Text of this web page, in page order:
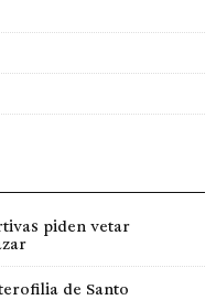
piden vetar
de Santo